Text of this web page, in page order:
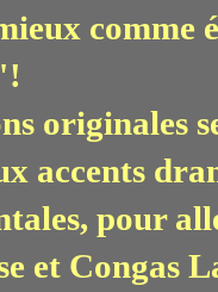
originales
accents
pour
et Congas